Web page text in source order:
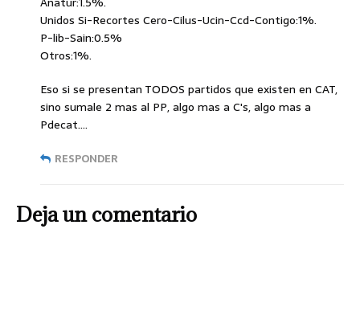
Unidos Si-Recortes Cero-Cilus-Ucin-Ccd-Contigo:1%.
P-lib-Sain:0.5%
Otros:1%.
Eso si se presentan TODOS partidos que existen en CAT,
sino sumale 2 mas al PP, algo mas a C's, algo mas a
Pdecat….
RESPONDER
Deja un comentario